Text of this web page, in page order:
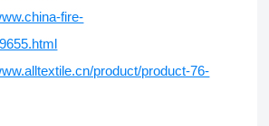
fire-
product/product-76-